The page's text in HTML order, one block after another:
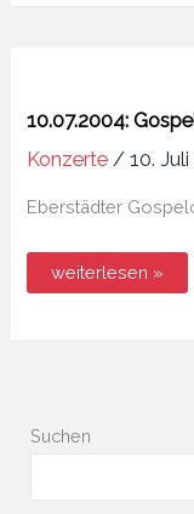
10.07.2004:
Konzerte/ 10.
Eberstädter
10.07.2004:
weiterlesen »
Suchen